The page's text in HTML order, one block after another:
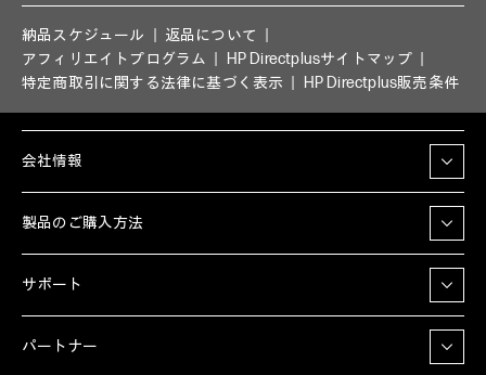
納品スケジュール
返品について
アフィリエイトプログラム
HP Directplusサイトマップ
特定商取引に関する法律に基づく表示
HP Directplus販売条件
会社情報
製品のご購入方法
サポート
パートナー